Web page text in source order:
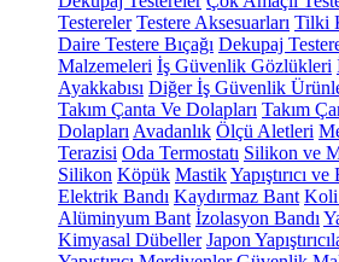
Testereler Testere Aksesuarları Tilki
Daire Testere Bıçağı Dekupaj
Malzemeleri İş Güvenlik Gözlükleri
Ayakkabısı Diğer İş Güvenlik
Takım Çanta Ve Dolapları Takım
Dolapları Avadanlık Ölçü Aletleri
Terazisi Oda Termostatı Silikon ve
Silikon Köpük MastikYapıştırıcı
Elektrik Bandı Kaydırmaz Bant Koli
Alüminyum Bant İzolasyon Bandı
Kimyasal Dübeller Japon